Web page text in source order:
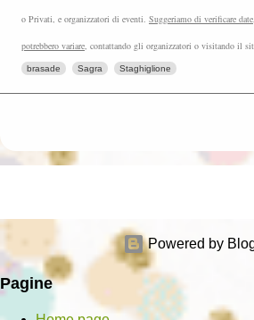
o Privati, e organizzatori di eventi. Suggeriamo di verificare
potrebbero variare, contattando gli organizzatori o visitando il
brasade Sagra Staghiglione
Powered by
Pagine